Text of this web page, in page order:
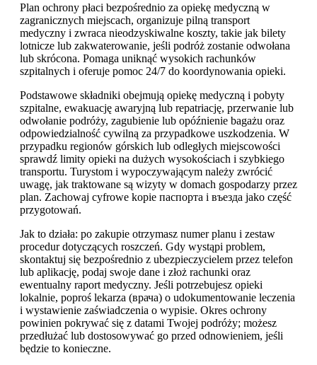
Plan ochrony płaci bezpośrednio za opiekę medyczną w
zagranicznych miejscach, organizuje pilną transport
medyczny i zwraca nieodzyskiwalne koszty, takie jak bilety
lotnicze lub zakwaterowanie, jeśli podróż zostanie odwołana
lub skrócona. Pomaga uniknąć wysokich rachunków
szpitalnych i oferuje pomoc 24/7 do koordynowania opieki.
Podstawowe składniki obejmują opiekę medyczną i pobyty
szpitalne, ewakuację awaryjną lub repatriację, przerwanie lub
odwołanie podróży, zagubienie lub opóźnienie bagażu oraz
odpowiedzialność cywilną za przypadkowe uszkodzenia. W
przypadku regionów górskich lub odległych miejscowości
sprawdź limity opieki na dużych wysokościach i szybkiego
transportu. Turystom i wypoczywającym należy zwrócić
uwagę, jak traktowane są wizyty w domach gospodarzy przez
plan. Zachowaj cyfrowe kopie паспорта i въезда jako część
przygotowań.
Jak to działa: po zakupie otrzymasz numer planu i zestaw
procedur dotyczących roszczeń. Gdy wystąpi problem,
skontaktuj się bezpośrednio z ubezpieczycielem przez telefon
lub aplikację, podaj swoje dane i złoż rachunki oraz
ewentualny raport medyczny. Jeśli potrzebujesz opieki
lokalnie, poproś lekarza (врача) o udokumentowanie leczenia
i wystawienie zaświadczenia o wypisie. Okres ochrony
powinien pokrywać się z datami Twojej podróży; możesz
przedłużać lub dostosowywać go przed odnowieniem, jeśli
będzie to konieczne.